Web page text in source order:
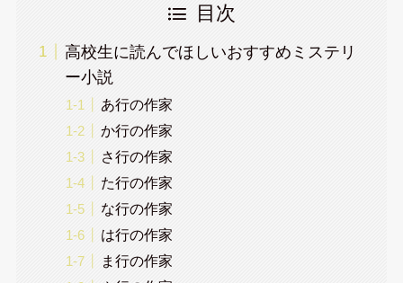
目次
高校生に読んでほしいおすすめミステリ
ー小説
あ行の作家
か行の作家
さ行の作家
た行の作家
な行の作家
は行の作家
ま行の作家